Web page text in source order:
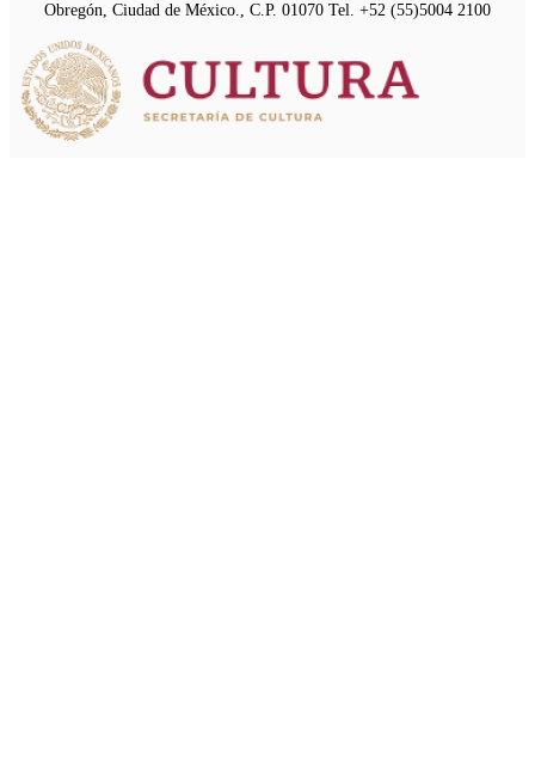
Obregón, Ciudad de México., C.P. 01070 Tel. +52 (55)5004 2100